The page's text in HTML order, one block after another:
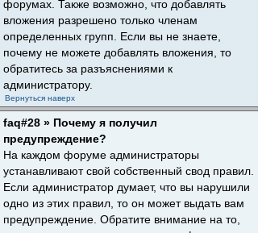
форумах. Также возможно, что добавлять
вложения разрешено только членам
определенных групп. Если вы не знаете,
почему не можете добавлять вложения, то
обратитесь за разъяснениями к
администратору.
Вернуться наверх
faq#28 » Почему я получил
предупреждение?
На каждом форуме администраторы
устанавливают свой собственный свод правил.
Если администратор думает, что вы нарушили
одно из этих правил, то он может выдать вам
предупреждение. Обратите внимание на то,